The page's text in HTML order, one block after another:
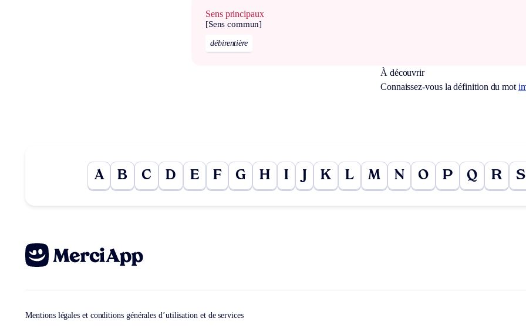
Sens principaux
[Sens commun]
débirentière
À découvrir
Connaissez-vous la définition du mot
A B C D E F G H I J K L M N O P Q R S
Mentions légales et conditions générales d’utilisation et de services